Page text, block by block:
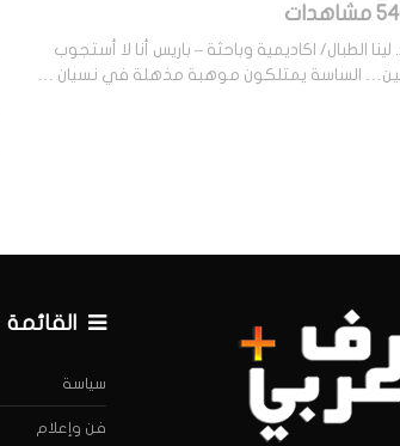
الطبال/ اكاديمية وباحثة – باريس أنا لا أستجوب
الساسة يمتلكون موهبة مذهلة في نسيان …
القائمة
سياسة
فن وإعلام